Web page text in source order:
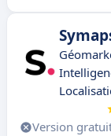
Version